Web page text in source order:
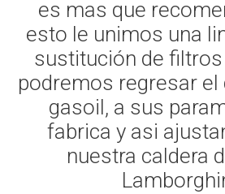
es mas que
esto le unimos una
sustitución de
podremos regresar el
gasoil, a sus
fabrica y asi
nuestra caldera